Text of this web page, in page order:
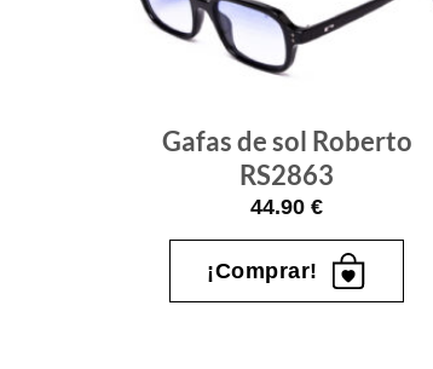
Gafas de sol Roberto
RS2863
44.90 €
¡Comprar!